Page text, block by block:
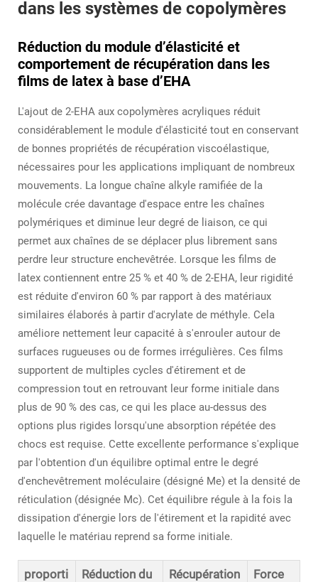
dans les systèmes de copolymères
Réduction du module d’élasticité et
comportement de récupération dans les
films de latex à base d’EHA
L'ajout de 2-EHA aux copolymères acryliques réduit
considérablement le module d'élasticité tout en conservant
de bonnes propriétés de récupération viscoélastique,
nécessaires pour les applications impliquant de nombreux
mouvements. La longue chaîne alkyle ramifiée de la
molécule crée davantage d'espace entre les chaînes
polymériques et diminue leur degré de liaison, ce qui
permet aux chaînes de se déplacer plus librement sans
perdre leur structure enchevêtrée. Lorsque les films de
latex contiennent entre 25 % et 40 % de 2-EHA, leur rigidité
est réduite d'environ 60 % par rapport à des matériaux
similaires élaborés à partir d'acrylate de méthyle. Cela
améliore nettement leur capacité à s'enrouler autour de
surfaces rugueuses ou de formes irrégulières. Ces films
supportent de multiples cycles d'étirement et de
compression tout en retrouvant leur forme initiale dans
plus de 90 % des cas, ce qui les place au-dessus des
options plus rigides lorsqu'une absorption répétée des
chocs est requise. Cette excellente performance s'explique
par l'obtention d'un équilibre optimal entre le degré
d'enchevêtrement moléculaire (désigné Me) et la densité de
réticulation (désignée Mc). Cet équilibre régule à la fois la
dissipation d'énergie lors de l'étirement et la rapidité avec
laquelle le matériau reprend sa forme initiale.
proporti
Réduction du
Récupération
Force